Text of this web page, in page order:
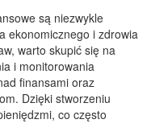
są niezwykle
ekonomicznego i zdrowia
warto skupić się na
i monitorowania
finansami oraz
Dzięki stworzeniu
co często